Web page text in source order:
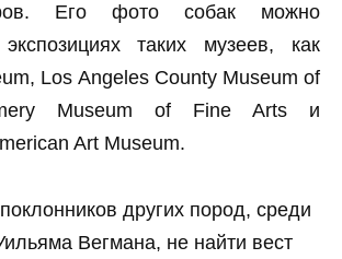
Его фото собак можно
таких музеев, как
Los Angeles County Museum of
Museum of Fine Arts и
Art Museum.
других пород, среди
Вегмана, не найти вест